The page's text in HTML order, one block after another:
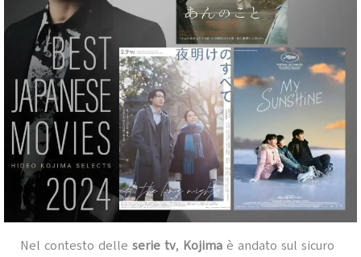
Nel contesto delle serie tv, Kojimaè andato sul sicuro